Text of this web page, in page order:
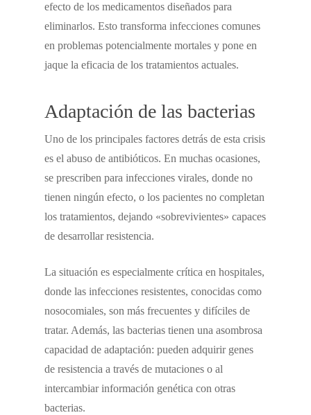
efecto de los medicamentos diseñados para
eliminarlos. Esto transforma infecciones comunes
en problemas potencialmente mortales y pone en
jaque la eficacia de los tratamientos actuales.
Adaptación de las bacterias
Uno de los principales factores detrás de esta crisis
es el abuso de antibióticos. En muchas ocasiones,
se prescriben para infecciones virales, donde no
tienen ningún efecto, o los pacientes no completan
los tratamientos, dejando «sobrevivientes» capaces
de desarrollar resistencia.
La situación es especialmente crítica en hospitales,
donde las infecciones resistentes, conocidas como
nosocomiales, son más frecuentes y difíciles de
tratar. Además, las bacterias tienen una asombrosa
capacidad de adaptación: pueden adquirir genes
de resistencia a través de mutaciones o al
intercambiar información genética con otras
bacterias.